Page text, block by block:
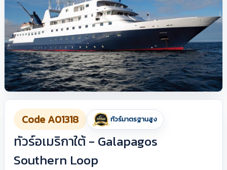
Code A01318 ทัวร์มาตรฐานสูง
ทัวร์อเมริกาใต้ - Galapagos
Southern Loop